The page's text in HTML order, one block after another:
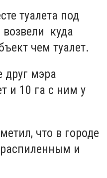
туалета под
куда
чем туалет.
друг мэра
и 10 га с ним у
что в городе
и